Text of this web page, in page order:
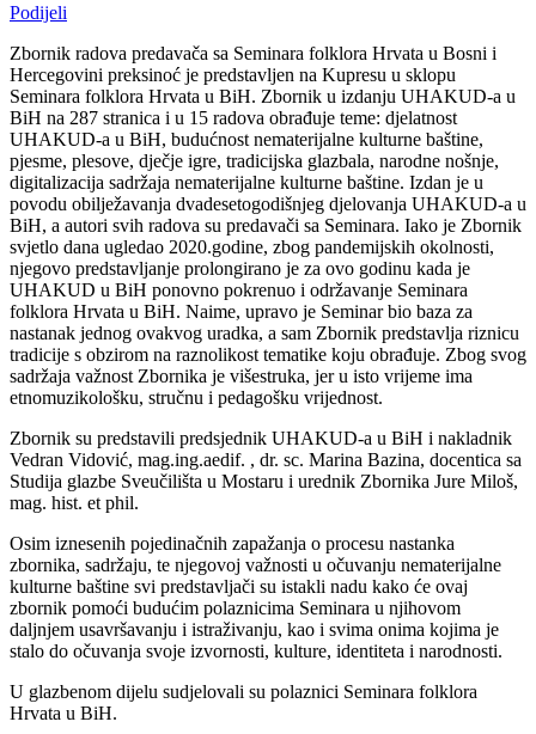
Podijeli
Zbornik radova predavača sa Seminara folklora Hrvata u Bosni i
Hercegovini preksinoć je predstavljen na Kupresu u sklopu
Seminara folklora Hrvata u BiH. Zbornik u izdanju UHAKUD-a u
BiH na 287 stranica i u 15 radova obrađuje teme: djelatnost
UHAKUD-a u BiH, budućnost nematerijalne kulturne baštine,
pjesme, plesove, dječje igre, tradicijska glazbala, narodne nošnje,
digitalizacija sadržaja nematerijalne kulturne baštine. Izdan je u
povodu obilježavanja dvadesetogodišnjeg djelovanja UHAKUD-a u
BiH, a autori svih radova su predavači sa Seminara. Iako je Zbornik
svjetlo dana ugledao 2020.godine, zbog pandemijskih okolnosti,
njegovo predstavljanje prolongirano je za ovo godinu kada je
UHAKUD u BiH ponovno pokrenuo i održavanje Seminara
folklora Hrvata u BiH. Naime, upravo je Seminar bio baza za
nastanak jednog ovakvog uradka, a sam Zbornik predstavlja riznicu
tradicije s obzirom na raznolikost tematike koju obrađuje. Zbog svog
sadržaja važnost Zbornika je višestruka, jer u isto vrijeme ima
etnomuzikološku, stručnu i pedagošku vrijednost.
Zbornik su predstavili predsjednik UHAKUD-a u BiH i nakladnik
Vedran Vidović, mag.ing.aedif. , dr. sc. Marina Bazina, docentica sa
Studija glazbe Sveučilišta u Mostaru i urednik Zbornika Jure Miloš,
mag. hist. et phil.
Osim iznesenih pojedinačnih zapažanja o procesu nastanka
zbornika, sadržaju, te njegovoj važnosti u očuvanju nematerijalne
kulturne baštine svi predstavljači su istakli nadu kako će ovaj
zbornik pomoći budućim polaznicima Seminara u njihovom
daljnjem usavršavanju i istraživanju, kao i svima onima kojima je
stalo do očuvanja svoje izvornosti, kulture, identiteta i narodnosti.
U glazbenom dijelu sudjelovali su polaznici Seminara folklora
Hrvata u BiH.